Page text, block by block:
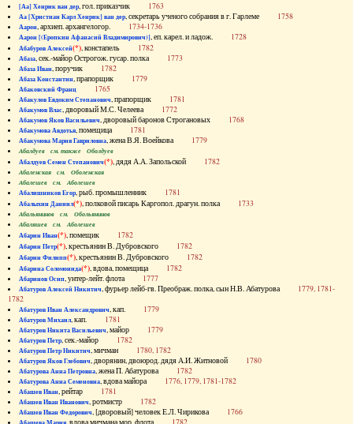
[Аа] Хенрик ван дер, гол. приказчик 1763
Аа [Христиан Карл Хенрик] ван дер, секретарь ученого собрания в г. Гарлеме 1758
Аарон, архиеп. архангелогор. 1734-1736
Аарон [(Еропкин Афанасий Владимирович)], еп. карел. и ладож. 1728
Абабуров Алексей(*), констапель 1782
Абаза, сек.-майор Острогож. гусар. полка 1773
Абаза Иван, поручик 1782
Абаза Константин, прапорщик 1779
Абаковский Франц 1765
Абакулов Евдоким Степанович, прапорщик 1781
Абакумов Влас, дворовый М.С. Челеева 1772
Абакумов Яков Васильевич, дворовый баронов Строгановых 1768
Абакумова Авдотья, помещица 1781
Абакумова Мария Гавриловна, жена В.Я. Воейкова 1779
Абалдуев см. также Оболдуев
Абалдуев Семен Степанович(*), дядя А.А. Запольской 1782
Абаленская см. Оболенская
Абалешев см. Аболешев
Абалишников Егор, рыб. промышленник 1781
Абалыхин Даниил(*), полковой писарь Каргопол. драгун. полка 1733
Абальянинов см. Обольянинов
Абаляшев см. Аболешев
Абарин Иван(*), помещик 1782
Абарин Петр(*), крестьянин В. Дубровского 1782
Абарин Филипп(*), крестьянин В. Дубровского 1782
Абарина Соломонида(*), вдова, помещица 1782
Абаринов Осип, унтер-лейт. флота 1777
Абатуров Алексей Никитич, фурьер лейб-гв. Преображ. полка, сын Н.В. Абатурова 1779, 1781-
1782
Абатуров Иван Александрович, кап. 1779
Абатуров Михаил, кап. 1781
Абатуров Никита Васильевич, майор 1779
Абатуров Петр, сек.-майор 1782
Абатуров Петр Никитич, мичман 1780, 1782
Абатуров Яков Глебович, дворянин, двоюрод. дядя А.И. Житновой 1780
Абатурова Анна Петровна, жена П. Абатурова 1782
Абатурова Анна Семеновна, вдова майора 1776, 1779, 1781-1782
Абашев Иван, рейтар 1781
Абашев Иван Иванович, ротмистр 1782
Абашев Иван Федорович, [дворовый] человек Е.Л. Чирикова 1766